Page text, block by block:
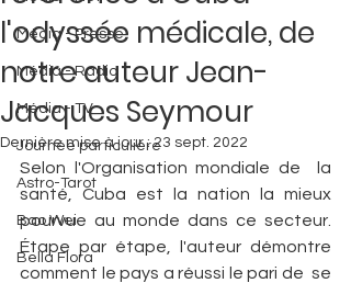
Média - Presse
Média - Radio
Média - TV
Journée particulière
Astro-Tarot
Bao Wei
Bella Flora
l'odyssée médicale, de
notre auteur Jean-
Jacques Seymour
Dernière mise à jour :23 sept. 2022
Selon l'Organisation mondiale de  la
santé, Cuba est la nation la mieux
pourvue au monde dans ce secteur.
Étape par étape, l'auteur démontre
comment le pays a réussi le pari de  se